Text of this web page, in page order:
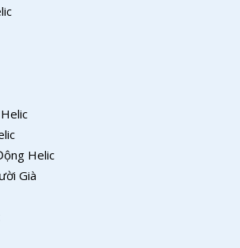
Helic
Già